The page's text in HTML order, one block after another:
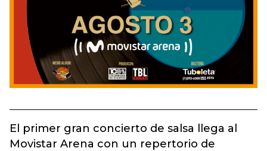
El primer gran concierto de salsa llega al
Movistar Arena con un repertorio de